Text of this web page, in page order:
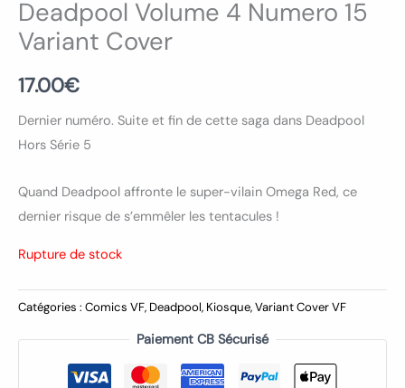
Deadpool Volume 4 Numero 15
Variant Cover
17.00€
Dernier numéro. Suite et fin de cette saga dans Deadpool
Hors Série 5
Quand Deadpool affronte le super-vilain Omega Red, ce
dernier risque de s’emmêler les tentacules !
Rupture de stock
Catégories : Comics VF, Deadpool, Kiosque,Variant Cover VF
Paiement CB Sécurisé